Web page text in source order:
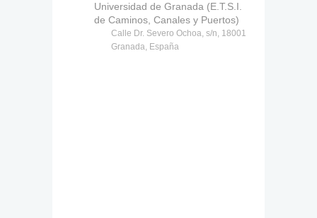
Universidad de Granada (E.T.S.I.
de Caminos, Canales y Puertos)
Calle Dr. Severo Ochoa, s/n, 18001
Granada, España